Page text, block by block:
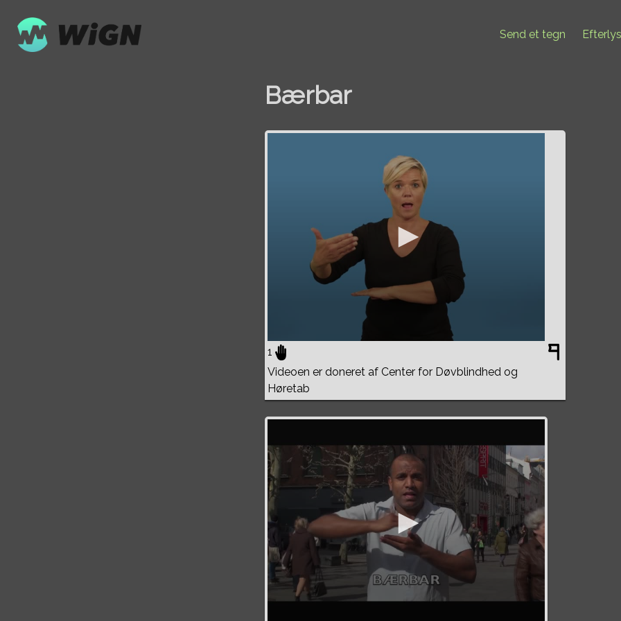
Send et tegn
Bærbar
1
Videoen er doneret af Center for Døvblindhed og
Høretab